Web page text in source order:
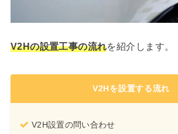
V2Hの設置工事の流れを紹介します。
V2Hを設置する流れ
V2H設置の問い合わせ